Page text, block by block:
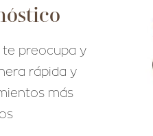
te preocupa y
rápida y
más